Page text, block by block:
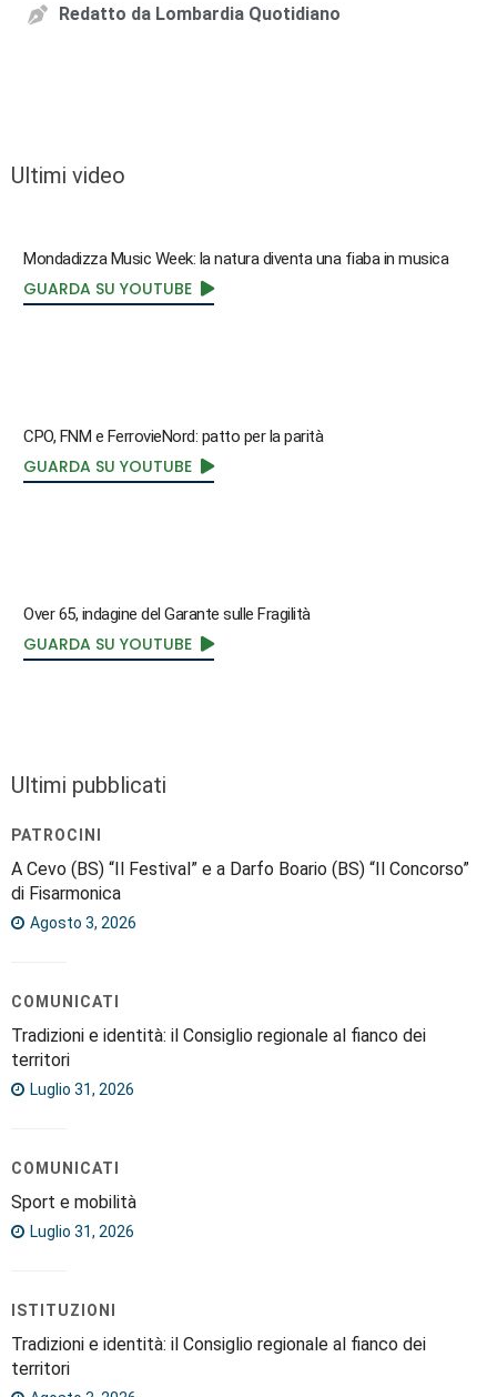
Redatto da Lombardia Quotidiano
Ultimi video
Mondadizza Music Week: la natura diventa una fiaba in musica
GUARDA SU YOUTUBE
CPO, FNM e FerrovieNord: patto per la parità
GUARDA SU YOUTUBE
Over 65, indagine del Garante sulle Fragilità
GUARDA SU YOUTUBE
Ultimi pubblicati
PATROCINI
A Cevo (BS) “Il Festival” e a Darfo Boario (BS) “Il Concorso”
di Fisarmonica
Agosto 3, 2026
COMUNICATI
Tradizioni e identità: il Consiglio regionale al fianco dei
territori
Luglio 31, 2026
COMUNICATI
Sport e mobilità
Luglio 31, 2026
ISTITUZIONI
Tradizioni e identità: il Consiglio regionale al fianco dei
territori